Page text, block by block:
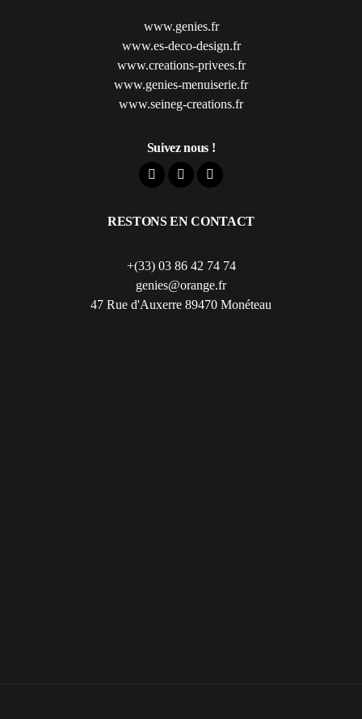
www.genies.fr
www.es-deco-design.fr
www.creations-privees.fr
www.genies-menuiserie.fr
www.seineg-creations.fr
Suivez nous !
RESTONS EN CONTACT
+(33) 03 86 42 74 74
genies@orange.fr
47 Rue d'Auxerre 89470 Monéteau